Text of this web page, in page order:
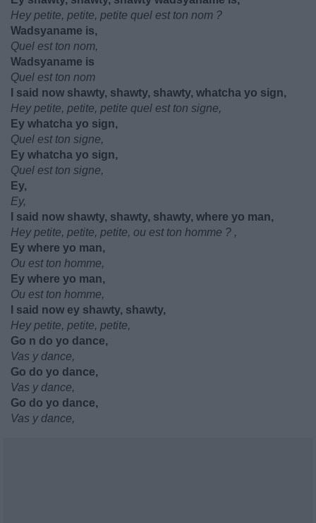
Hey petite, petite, petite quel est ton nom ?
Wadsyaname is,
Quel est ton nom,
Wadsyaname is
Quel est ton nom
I said now shawty, shawty, shawty, whatcha yo sign,
Hey petite, petite, petite quel est ton signe,
Ey whatcha yo sign,
Quel est ton signe,
Ey whatcha yo sign,
Quel est ton signe,
Ey,
Ey,
I said now shawty, shawty, shawty, where yo man,
Hey petite, petite, petite, ou est ton homme ? ,
Ey where yo man,
Ou est ton homme,
Ey where yo man,
Ou est ton homme,
I said now ey shawty, shawty,
Hey petite, petite, petite,
Go n do yo dance,
Vas y dance,
Go do yo dance,
Vas y dance,
Go do yo dance,
Vas y dance,